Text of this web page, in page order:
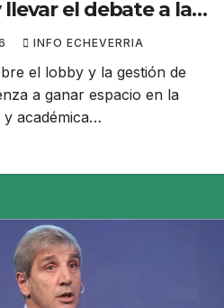
el debate a las
INFO ECHEVERRIA
el lobby y la gestión de
a ganar espacio en la
y académica…